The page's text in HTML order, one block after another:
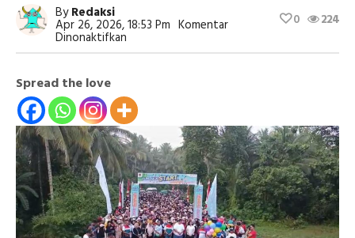
ByRedaksi
Apr 26, 2026, 18:53 Pm Komentar
Dinonaktifkan
Lewat
Tomori
Hidupkan
Semangat
Kartini
Di
Moilong
224
0
Spread the love